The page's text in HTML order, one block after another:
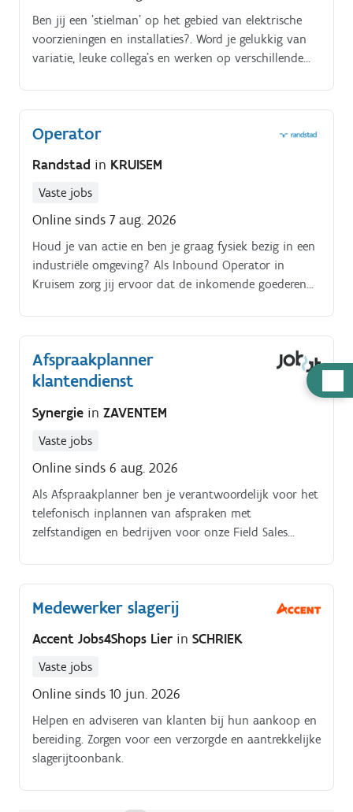
Ben jij een 'stielman' op het gebied van elektrische
voorzieningen en installaties?. Word je gelukkig van
variatie, leuke collega's en werken op verschillende
Operator
Randstad in KRUISEM
Vaste jobs
Online sinds 7 aug. 2026
Houd je van actie en ben je graag fysiek bezig in een
industriële omgeving? Als Inbound Operator in
Kruisem zorg jij ervoor dat de inkomende goederen
volle toeren kan blijven draaien. VG 458/BUOSAP
Afspraakplanner
klantendienst
Synergie in ZAVENTEM
Vaste jobs
Online sinds 6 aug. 2026
Als Afspraakplanner ben je verantwoordelijk voor het
telefonisch inplannen van afspraken met
zelfstandigen en bedrijven voor onze Field Sales
systeem dat klanten initieert, verschijnt er
automatisch een script dat u tijdens het gesprek kunt
volgen.
Medewerker slagerij
Accent Jobs4Shops Lier in SCHRIEK
Vaste jobs
Online sinds 10 jun. 2026
Helpen en adviseren van klanten bij hun aankoop en
bereiding. Zorgen voor een verzorgde en aantrekkelijke
slagerijtoonbank.